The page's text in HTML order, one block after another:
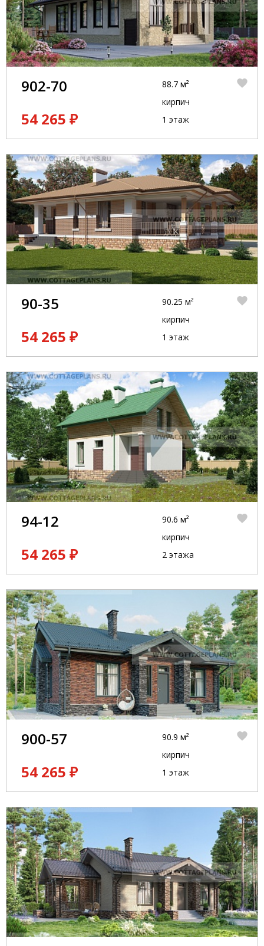
902-70
54 265 ₽
88.7 м²
кирпич
1 этаж
90-35
54 265 ₽
90.25 м²
кирпич
1 этаж
94-12
54 265 ₽
90.6 м²
кирпич
2 этажа
900-57
54 265 ₽
90.9 м²
кирпич
1 этаж